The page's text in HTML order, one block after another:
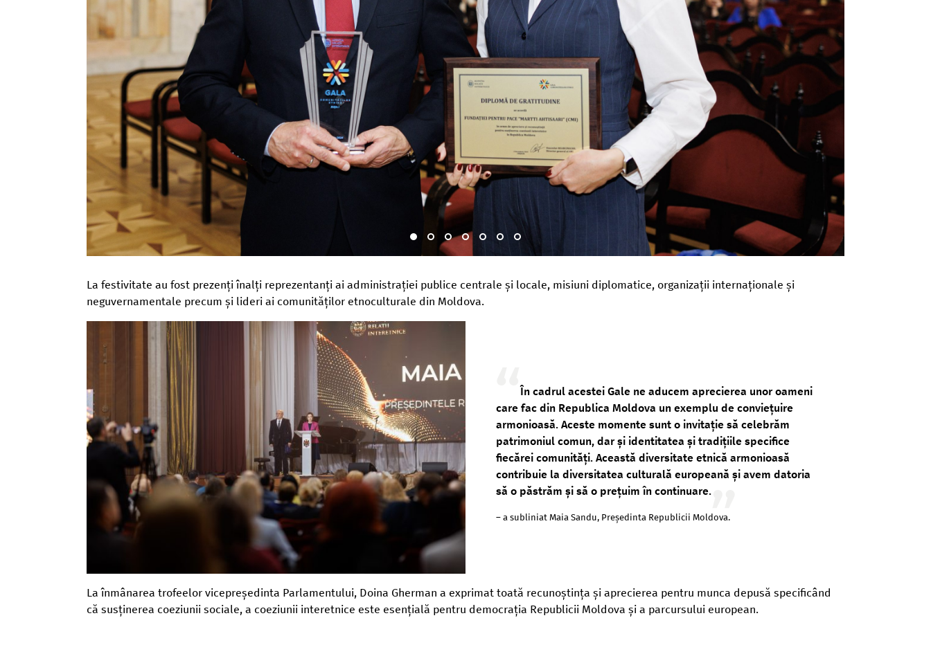
La festivitate au fost prezenți înalți reprezentanți ai administrației publice centrale și locale, misiuni diplomatice, organizații internaționale și
neguvernamentale precum și lideri ai comunităților etnoculturale din Moldova.
În cadrul acestei Gale ne aducem aprecierea unor oameni
care fac din Republica Moldova un exemplu de conviețuire
armonioasă. Aceste momente sunt o invitație să celebrăm
patrimoniul comun, dar și identitatea și tradițiile specifice
fiecărei comunități. Această diversitate etnică armonioasă
contribuie la diversitatea culturală europeană și avem datoria
să o păstrăm și să o prețuim în continuare.
– a subliniat Maia Sandu, Președinta Republicii Moldova.
La înmânarea trofeelor vicepreședinta Parlamentului, Doina Gherman a exprimat toată recunoștința și aprecierea pentru munca depusă specificând
că susținerea coeziunii sociale, a coeziunii interetnice este esențială pentru democrația Republicii Moldova și a parcursului european.